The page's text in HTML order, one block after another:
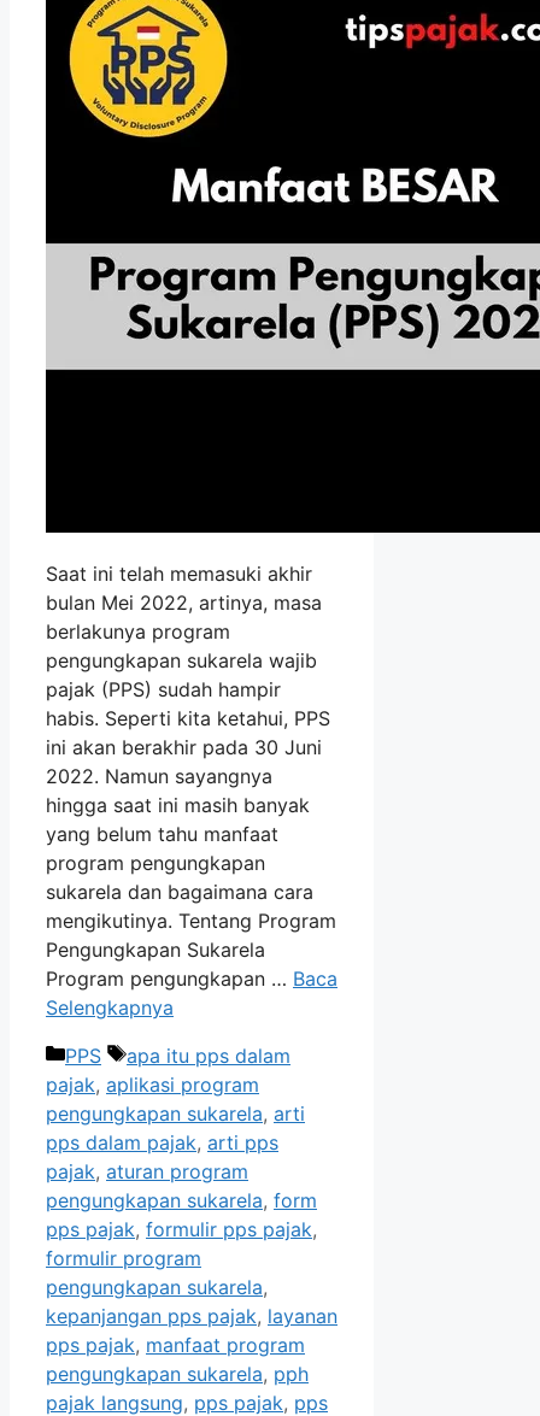
Saat ini telah memasuki akhir
bulan Mei 2022, artinya, masa
berlakunya program
pengungkapan sukarela wajib
pajak (PPS) sudah hampir
habis. Seperti kita ketahui, PPS
ini akan berakhir pada 30 Juni
2022. Namun sayangnya
hingga saat ini masih banyak
yang belum tahu manfaat
program pengungkapan
sukarela dan bagaimana cara
mengikutinya. Tentang Program
Pengungkapan Sukarela
Program pengungkapan … Baca
Selengkapnya
Kategori
PPS Tag
apa itu pps dalam
pajak, aplikasi program
pengungkapan sukarela, arti
pps dalam pajak, arti pps
pajak, aturan program
pengungkapan sukarela, form
pps pajak, formulir pps pajak,
formulir program
pengungkapan sukarela,
kepanjangan pps pajak, layanan
pps pajak, manfaat program
pengungkapan sukarela, pph
pajak langsung, pps pajak, pps